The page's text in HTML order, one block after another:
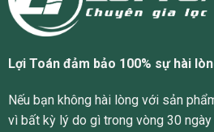
Lợi Toán đảm bảo 100% sự hài
Nếu bạn không hài lòng với sản
vì bất kỳ lý do gì trong vòng 30 ngày